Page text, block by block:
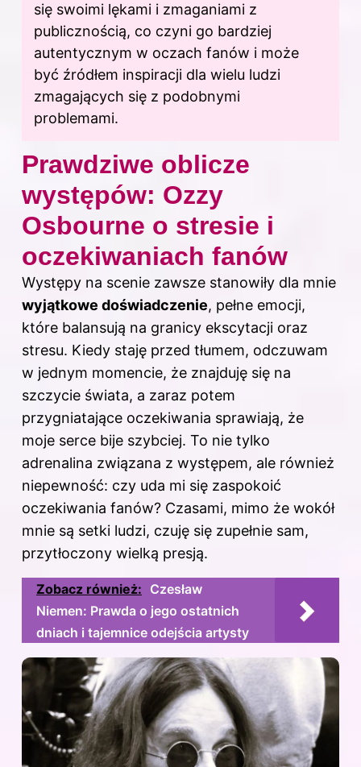
się swoimi lękami i zmaganiami z
publicznością, co czyni go bardziej
autentycznym w oczach fanów i może
być źródłem inspiracji dla wielu ludzi
zmagających się z podobnymi
problemami.
Prawdziwe oblicze
występów: Ozzy
Osbourne o stresie i
oczekiwaniach fanów
Występy na scenie zawsze stanowiły dla mnie
wyjątkowe doświadczenie, pełne emocji,
które balansują na granicy ekscytacji oraz
stresu. Kiedy staję przed tłumem, odczuwam
w jednym momencie, że znajduję się na
szczycie świata, a zaraz potem
przygniatające oczekiwania sprawiają, że
moje serce bije szybciej. To nie tylko
adrenalina związana z występem, ale również
niepewność: czy uda mi się zaspokoić
oczekiwania fanów? Czasami, mimo że wokół
mnie są setki ludzi, czuję się zupełnie sam,
przytłoczony wielką presją.
Zobacz również: Czesław
Niemen: Prawda o jego ostatnich
dniach i tajemnice odejścia artysty